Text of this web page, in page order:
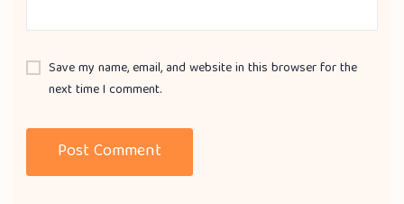
Save my name, email, and website in this browser for the
next time I comment.